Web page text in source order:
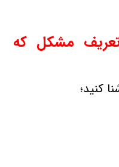
مشكل كه